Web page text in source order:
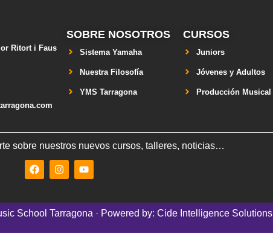
Ritort i Faus
SOBRE NOSOTROS
Sistema Yamaha
Nuestra Filosofía
YMS Tarragona
CURSOS
Juniors
Jóvenes y Adultos
Producción Musical
sobre nuestros nuevos cursos, talleres, noticias…
School Tarragona · Powered by: Cide Intelligence Solutions